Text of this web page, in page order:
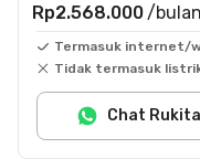
Rp2.568.000 /bulan
Termasuk internet/
Tidak termasuk
Chat Rukita